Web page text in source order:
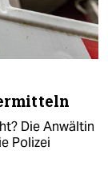
Die Anwältin
Polizei